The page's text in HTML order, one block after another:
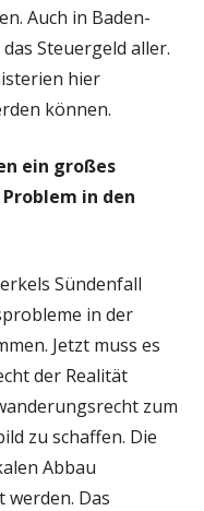
Auch in Baden-
Steuergeld aller.
hier
können.
ein großes
in den
Sündenfall
in der
Jetzt muss es
der Realität
zum
zu schaffen. Die
Abbau
werden. Das